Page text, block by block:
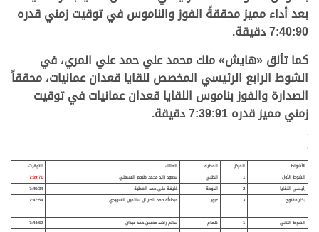
بعد أداء مميز محققةً الفوز والناموس في توقيت زمني قدره
7:40:90 دقيقة.
كما تألق «هايش» ملك محمد علي حمد علي المري، في
الشوط الرابع الرئيسي المخصص للقايا قعدان عمانيات، محققاً
الصدارة والفوز بناموس اللقايا قعدان عمانيات في توقيت
زمني مميز قدره 7:39:91 دقيقة.
>
>
الأشواط المركز المطية المالك
التوقيت
الشوط الأول
1 الظبي سعود زايد محمد طرجم السهلي
7:39:71
رئيسي اللقايا
2 الدوحة خليفة علي حمد العطية
7:46:34
بكار مفتوح
3 عبور عبدالله حمد ناصر ال سالمين السويدي 7:47:54
الشوط الثاني 1 همام سالم راشد محسن حمد عبدان
7:44:60